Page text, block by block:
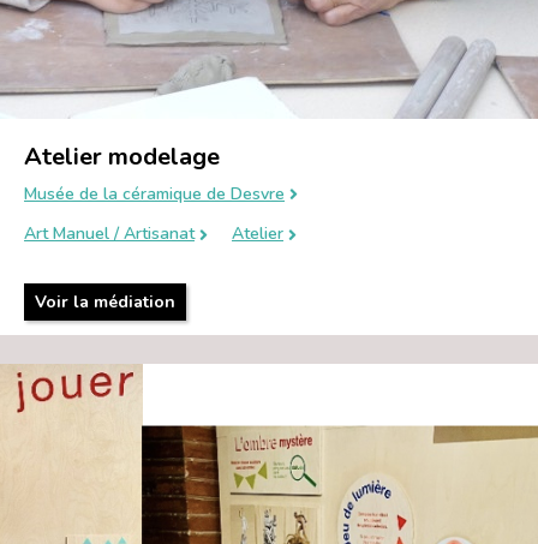
Atelier modelage
Musée de la céramique de Desvre
Art Manuel / Artisanat
Atelier
Voir la médiation